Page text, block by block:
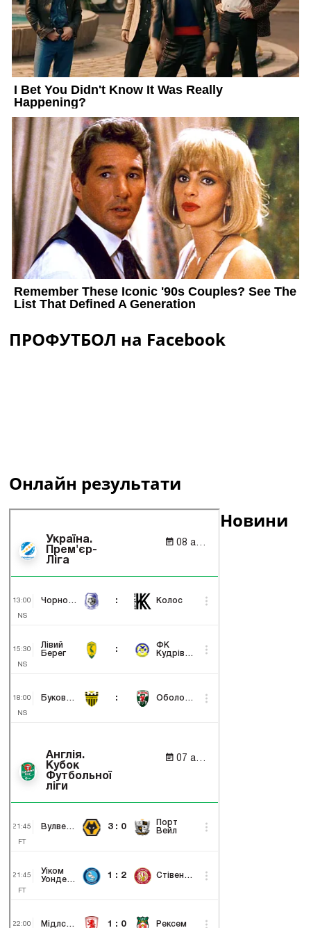
ПРОФУТБОЛ на Facebook
Онлайн результати
Новини